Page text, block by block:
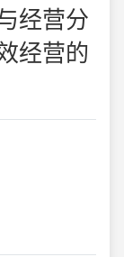
经营分
经营的